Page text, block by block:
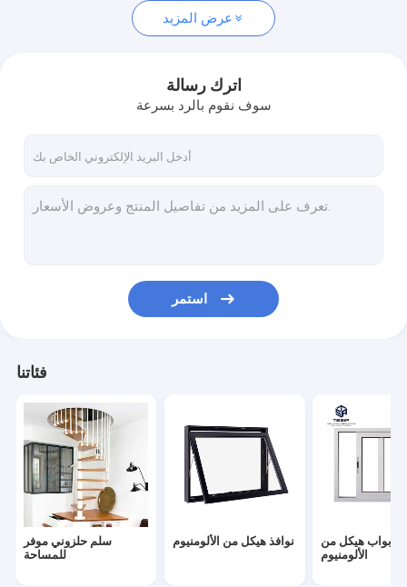
أبواب هيكل من الألومنيوم
درابزين الدرج الداخلي
خزائن المطبخ المعيارية
خزائن الحمام المخصصة
باب جراج آلي
باب خشبي MDF
أثاث الفندق الراقي
الحائط الساتر الألومنيوم
عرض المزيد
اترك رسالة
سوف نقوم بالرد بسرعة
استمر
فئاتنا
سلم حلزوني موفر
للمساحة
نوافذ هيكل من الألومنيوم
أبواب هيكل من
الألومنيوم